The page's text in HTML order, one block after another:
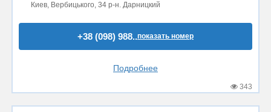
Киев, Вербицького, 34 р-н. Дарницкий
+38 (098) 988..показать номер
Подробнее
343